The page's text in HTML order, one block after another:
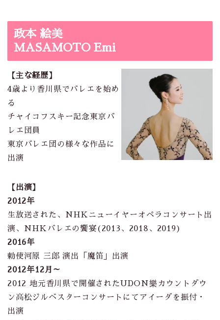
政本 絵美
MASAMOTO Emi
【主な経歴】
4歳より香川県でバレエを始め
る
チャイコフスキー記念東京バ
レエ団員
東京バレエ団の様々な作品に
出演
【出演】
2012年
生放送された、NHKニューイヤーオペラコンサート出
演、NHKバレエの饗宴(2013、2018、2019)
2016年
勅使河原 三郎 演出「魔笛」出演
2012年12月～
2012 地元香川県で開催されたUDON樂カウントダウ
ン高松ジルベスターコンサートにてアイーダを振付・
出演